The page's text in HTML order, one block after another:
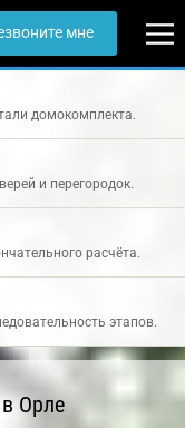
мне
домокомплекта.
и перегородок.
расчёта.
этапов.
Орле